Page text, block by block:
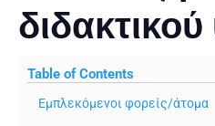
Table of Contents
Εμπλεκόμενοι φορείς/άτομα